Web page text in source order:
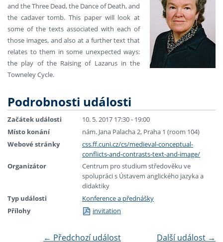
and the Three Dead, the Dance of Death, and
the cadaver tomb. This paper will look at
some of the texts associated with each of
those images, and also at a further text that
relates to them in some unexpected ways:
the play of the Raising of Lazarus in the
Towneley Cycle.
Podrobnosti události
Začátek události
10. 5. 2017 17:30 - 19:00
Místo konání
nám. Jana Palacha 2, Praha 1 (room 104)
Webové stránky
css.ff.cuni.cz/cs/medieval-conceptual-
conflicts-and-contrasts-text-and-image/
Organizátor
Centrum pro studium středověku ve
spolupráci s Ústavem anglického jazyka a
didaktiky
Typ události
Konference a přednášky
Přílohy
invitation
← Předchozí událost Další událost →